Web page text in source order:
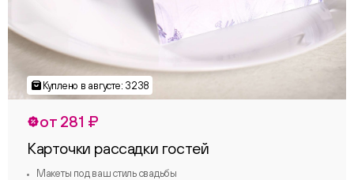
от 281 ₽
Карточки рассадки гостей
Макеты под ваш стиль свадьбы